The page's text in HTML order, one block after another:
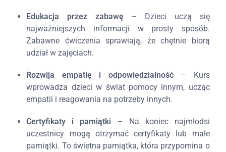
Edukacja przez zabawę– Dzieci uczą się
najważniejszych informacji w prosty sposób.
Zabawne ćwiczenia sprawiają, że chętnie biorą
udział w zajęciach.
Rozwija empatię i odpowiedzialność– Kurs
wprowadza dzieci w świat pomocy innym, ucząc
empatii i reagowania na potrzeby innych.
Certyfikaty i pamiątki – Na koniec najmłodsi
uczestnicy mogą otrzymać certyfikaty lub małe
pamiątki. To świetna pamiątka, która przypomina o